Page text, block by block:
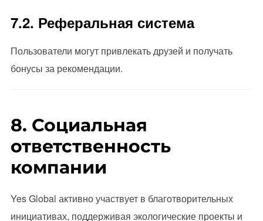
7.2. Реферальная система
Пользователи могут привлекать друзей и получать
бонусы за рекомендации.
8. Социальная
ответственность
компании
Yes Global активно участвует в благотворительных
инициативах, поддерживая экологические проекты и